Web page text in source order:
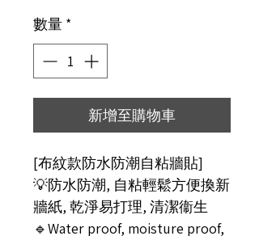
數量 *
新增至購物車
[布紋款防水防潮自粘牆貼]
💡防水防潮, 自粘輕鬆方便換新
牆紙, 乾淨易打理, 清潔衞生
🔹Water proof, moisture proof,